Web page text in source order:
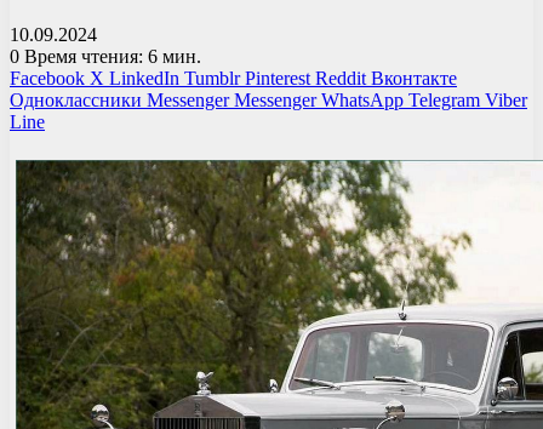
10.09.2024
0 Время чтения: 6 мин.
Facebook X LinkedIn Tumblr Pinterest Reddit Вконтакте
Одноклассники Messenger Messenger WhatsApp Telegram Viber
Line